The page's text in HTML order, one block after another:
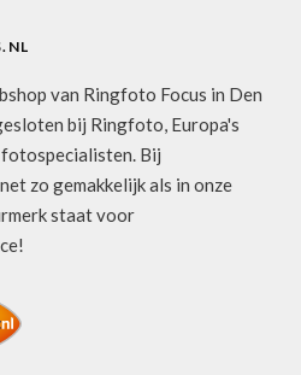
van Ringfoto Focus in Den
bij Ringfoto, Europa's
Bij
zo gemakkelijk als in onze
staat voor